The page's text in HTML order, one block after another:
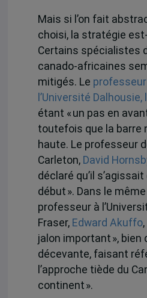
Mais si l’on fait
choisi, la stratégie
Certains spécialistes
canado-africaines
mitigés. Le professeur
l’Université Dalhousie,
étant « un pas en
toutefois que la barre
haute. Le professeur
Carleton, David
déclaré qu’il s’agissait
début ». Dans le
professeur à
Fraser,Edward Akuffo
jalon important », bien
décevante, faisant
l’approche tiède du
continent ».